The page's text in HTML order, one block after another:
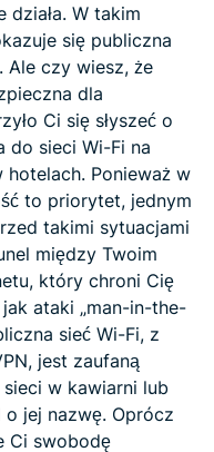
działa. W takim
się publiczna
Ale czy wiesz, że
dla
Ci się słyszeć o
do sieci Wi-Fi na
Ponieważ w
to priorytet, jednym
takimi sytuacjami
między Twoim
który chroni Cię
ataki „man-in-the-
sieć Wi-Fi, z
jest zaufaną
w kawiarni lub
jej nazwę. Oprócz
Ci swobodę